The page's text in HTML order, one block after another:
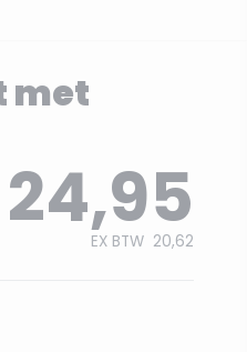
met
24,95
EX BTW 20,62